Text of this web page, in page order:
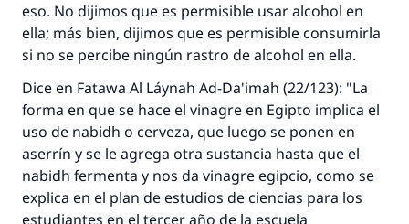
eso. No dijimos que es permisible usar alcohol en
ella; más bien, dijimos que es permisible consumirla
si no se percibe ningún rastro de alcohol en ella.
Dice en Fatawa Al Láynah Ad-Da'imah (22/123): "La
forma en que se hace el vinagre en Egipto implica el
uso de nabidh o cerveza, que luego se ponen en
aserrín y se le agrega otra sustancia hasta que el
nabidh fermenta y nos da vinagre egipcio, como se
explica en el plan de estudios de ciencias para los
estudiantes en el tercer año de la escuela
La respuesta no. 110845 salvó un